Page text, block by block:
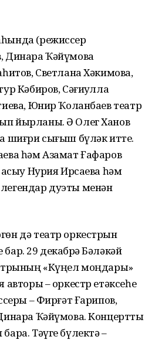
(режиссер
Динара Ҡәйүмова
Светлана Хәкимова,
Кәбиров, Сәғиҙулла
Юнир Ҡоланбаев театр
йырланы. Ә Олег Ханов
шиғри сығыш бүләк итте.
һәм Азамат Ғафаров
асыу Нурия Ирсаева һәм
дуэты менән
дә театр оркестрын
29 декабрҙә Бәләкәй
«Күңел моңдары»
– оркестр етәксеһе
– Фирғәт Ғарипов,
Ҡәйүмова. Концертты
Тәүге бүлектә –